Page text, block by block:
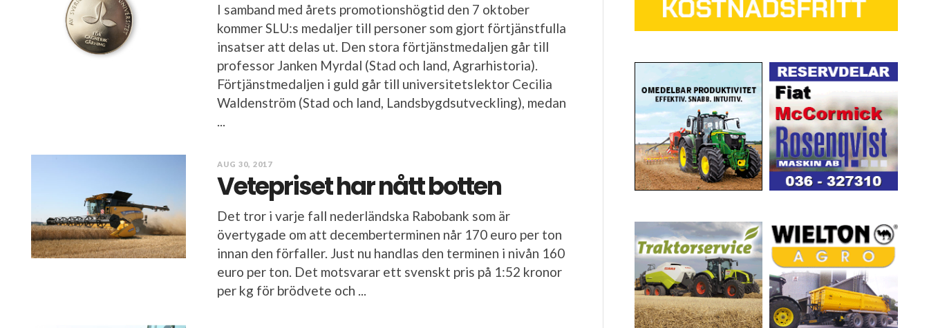
I samband med årets promotionshögtid den 7 oktober
kommer SLU:s medaljer till personer som gjort förtjänstfulla
insatser att delas ut. Den stora förtjänstmedaljen går till
professor Janken Myrdal (Stad och land, Agrarhistoria).
Förtjänstmedaljen i guld går till universitetslektor Cecilia
Waldenström (Stad och land, Landsbygdsutveckling), medan
...
AUG 30, 2017
Vetepriset har nått botten
Det tror i varje fall nederländska Rabobank som är
övertygade om att decemberterminen når 170 euro per ton
innan den förfaller. Just nu handlas den terminen i nivån 160
euro per ton. Det motsvarar ett svenskt pris på 1:52 kronor
per kg för brödvete och ...